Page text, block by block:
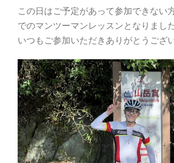
この日はご予定があって参加できない
でのマンツーマンレッスンとなりまし
いつもご参加いただきありがとうござ